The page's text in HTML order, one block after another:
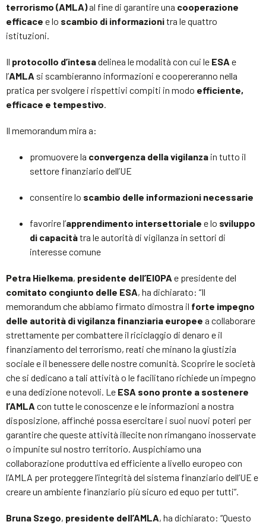
terrorismo (AMLA)al fine di garantire una cooperazione
efficace e lo scambio di informazionitra le quattro
istituzioni.
Il protocollo d’intesadelinea le modalità con cui le ESA e
l’AMLA si scambieranno informazioni e coopereranno nella
pratica per svolgere i rispettivi compiti in modo efficiente,
efficace e tempestivo.
Il memorandum mira a:
promuovere la convergenza della vigilanza in tutto il
settore finanziario dell’UE
consentire lo scambio delle informazioni necessarie
favorire l’apprendimento intersettoriale e lo sviluppo
di capacitàtra le autorità di vigilanza in settori di
interesse comune
Petra Hielkema, presidente dell’EIOPA e presidente del
comitato congiunto delle ESA, ha dichiarato: “Il
memorandum che abbiamo firmato dimostra il forte impegno
delle autorità di vigilanza finanziaria europee a collaborare
strettamente per combattere il riciclaggio di denaro e il
finanziamento del terrorismo, reati che minano la giustizia
sociale e il benessere delle nostre comunità. Scoprire le società
che si dedicano a tali attività o le facilitano richiede un impegno
e una dedizione notevoli. Le ESA sono pronte a sostenere
l’AMLA con tutte le conoscenze e le informazioni a nostra
disposizione, affinché possa esercitare i suoi nuovi poteri per
garantire che queste attività illecite non rimangano inosservate
o impunite sul nostro territorio. Auspichiamo una
collaborazione produttiva ed efficiente a livello europeo con
l’AMLA per proteggere l’integrità del sistema finanziario dell’UE e
creare un ambiente finanziario più sicuro ed equo per tutti”.
Bruna Szego, presidente dell’AMLA, ha dichiarato: “Questo